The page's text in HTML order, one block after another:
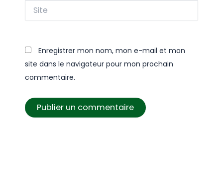
Enregistrer mon nom, mon e-mail et mon
site dans le navigateur pour mon prochain
commentaire.